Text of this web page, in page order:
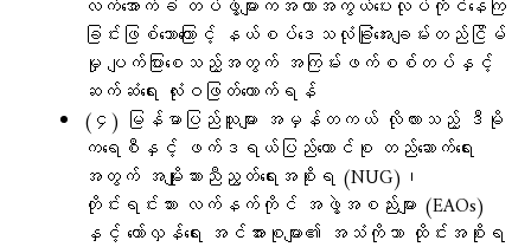
လက်အောက်ခံ တပ်ဖွဲ့များကအကာအကွယ်ပေးလုပ်ကိုင်နေကြ
ခြင်းဖြစ်သောကြောင့် နယ်စပ်ဒေသလုံခြုံအေးချမ်းတည်ငြိမ်
မှု ပျက်ပြားစေသည့်အတွက် အကြမ်းဖက်စစ်တပ်နှင့်
ဆက်ဆံရေး လုံးဝဖြတ်တောက်ရန်
(၄) မြန်မာပြည်သူများ အမှန်တကယ် လိုလားသည့် ဒီမို
ကရေစီနှင့် ဖက်ဒရယ်ပြည်ထောင်စု တည်ဆောက်ရေး
အတွက် အမျိုးသားညီညွတ်ရေးအစိုးရ (NUG)၊
တိုင်းရင်းသား လက်နက်ကိုင် အဖွဲ့အစည်းများ (EAOs)
နှင့် တော်လှန်ရေး အင်အားစုများ၏ အသံကိုသာ ထိုင်းအစိုးရ